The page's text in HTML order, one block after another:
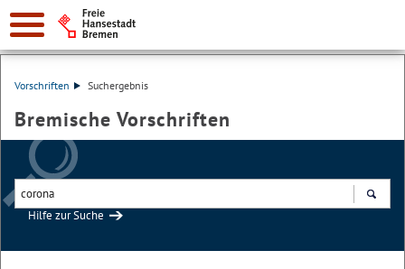
Vorschriften Suchergebnis
Bremische Vorschriften
Hilfe zur Suche